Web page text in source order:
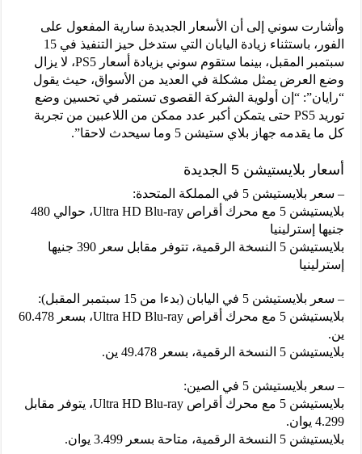
وأشارت سوني إلى أن الأسعار الجديدة سارية المفعول على
الفور، باستثناء زيادة اليابان التي ستدخل حيز التنفيذ في 15
سبتمبر المقبل، بينما ستقوم سوني بزيادة أسعار PS5، لا يزال
وضع العرض يمثل مشكلة في العديد من الأسواق، حيث يقول
“رايان”: “إن أولوية الشركة القصوى تستمر في تحسين وضع
توريد PS5 حتى يتمكن أكبر عدد ممكن من اللاعبين من تجربة
كل ما يقدمه جهاز بلاي ستيشن 5 وما سيحدث لاحقا”.
أسعار بلايستيشن 5 الجديدة
– سعر بلايستيشن 5 في المملكة المتحدة:
بلايستيشن 5 مع محرك أقراص Ultra HD Blu-ray، حوالي 480
جنيها إسترلينيا
بلايستيشن 5 النسخة الرقمية، تتوفر مقابل سعر 390 جنيها
إسترلينيا
– سعر بلايستيشن 5 في اليابان (بدءا من 15 سبتمبر المقبل):
بلايستيشن 5 مع محرك أقراص Ultra HD Blu-ray، بسعر 60.478
ين.
بلايستيشن 5 النسخة الرقمية، بسعر 49.478 ين.
– سعر بلايستيشن 5 في الصين:
بلايستيشن 5 مع محرك أقراص Ultra HD Blu-ray، يتوفر مقابل
4.299 يوان.
بلايستيشن 5 النسخة الرقمية، متاحة بسعر 3.499 يوان.